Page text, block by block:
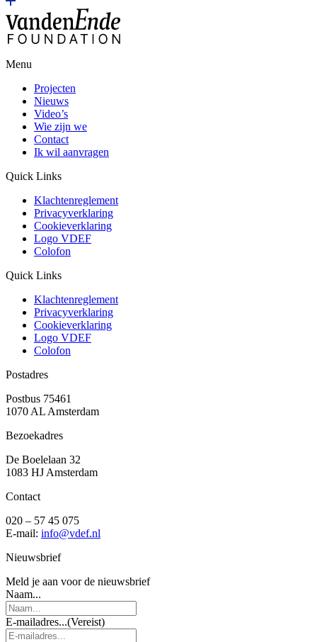
Menu
Projecten
Nieuws
Video’s
Wie zijn we
Contact
Ik wil aanvragen
Quick Links
Klachtenreglement
Privacyverklaring
Cookieverklaring
Logo VDEF
Colofon
Quick Links
Klachtenreglement
Privacyverklaring
Cookieverklaring
Logo VDEF
Colofon
Postadres
Postbus 75461
1070 AL Amsterdam
Bezoekadres
De Boelelaan 32
1083 HJ Amsterdam
Contact
020 – 57 45 075
E-mail: info@vdef.nl
Nieuwsbrief
Meld je aan voor de nieuwsbrief
Naam...
E-mailadres...(Vereist)